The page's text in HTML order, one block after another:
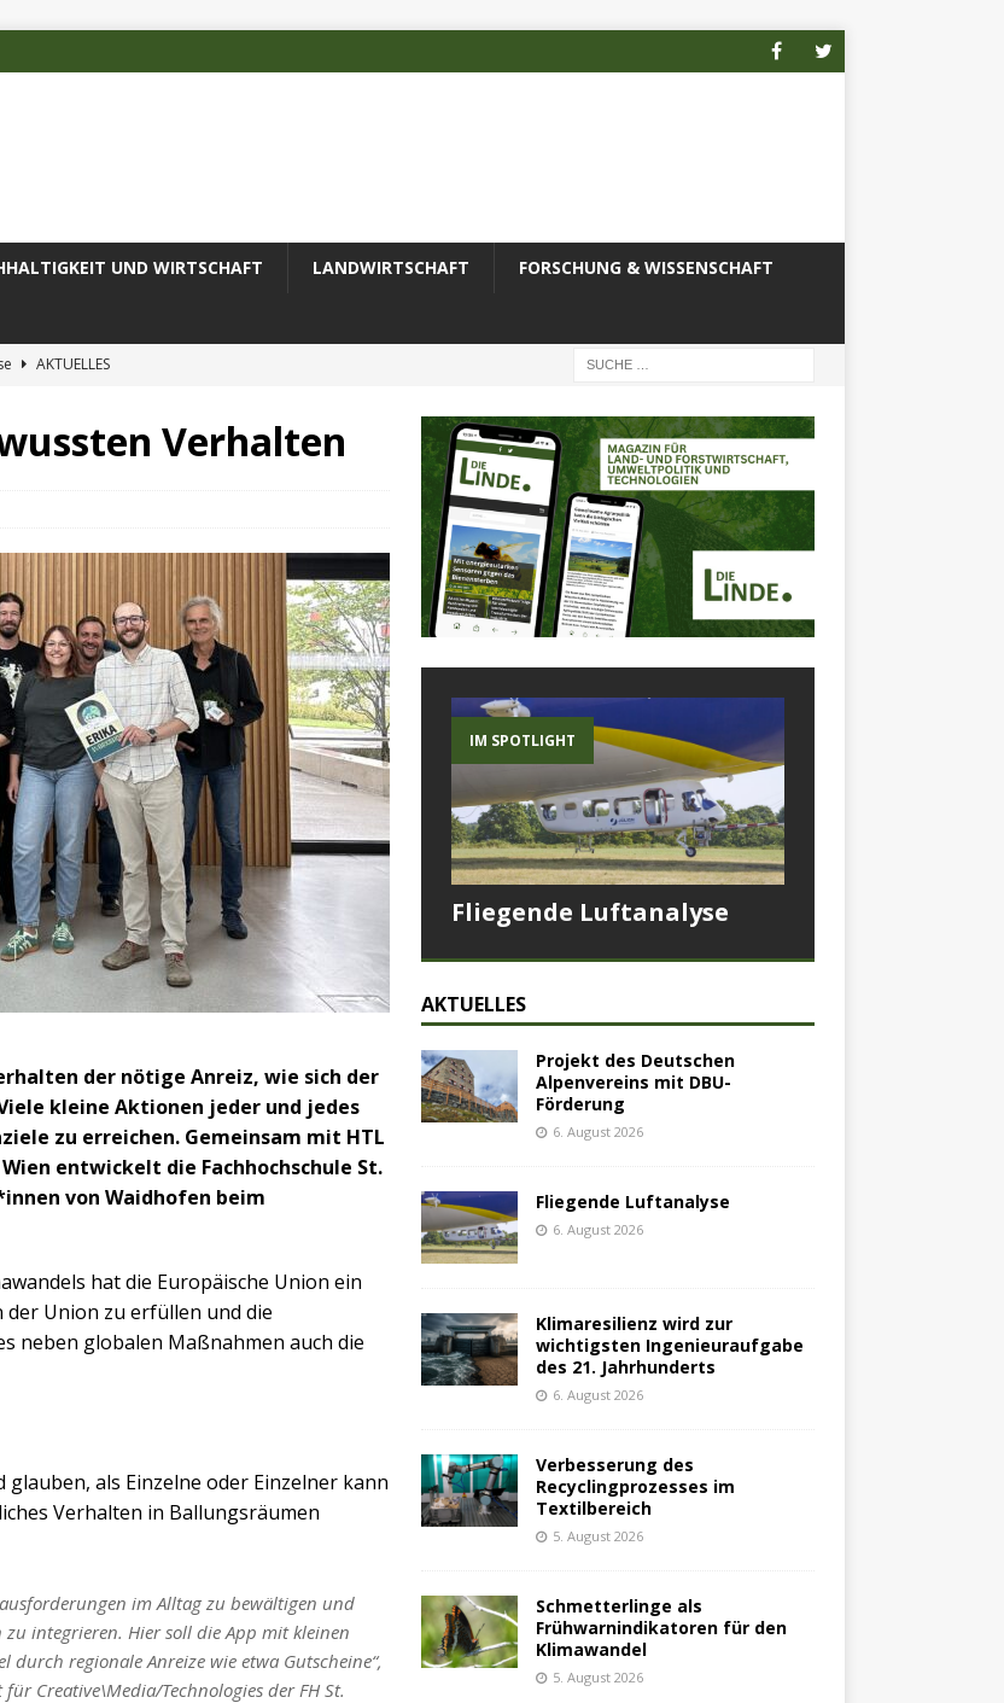
UND WIRTSCHAFT LANDWIRTSCHAFT FORSCHUNG & WISSENSCHAFT
AKTUELLES
Verhalten
der nötige Anreiz, wie sich der
kleine Aktionen jeder und jedes
zu erreichen. Gemeinsam mit HTL
entwickelt die Fachhochschule St.
von Waidhofen beim
hat die Europäische Union ein
Union zu erfüllen und die
neben globalen Maßnahmen auch die
als Einzelne oder Einzelner kann
Verhalten in Ballungsräumen
im Alltag zu bewältigen und
integrieren. Hier soll die App mit kleinen
regionale Anreize wie etwa Gutscheine“,
Creative\Media/Technologies der FH St.
IM SPOTLIGHT
Fliegende Luftanalyse
AKTUELLES
Projekt des Deutschen
Alpenvereins mit DBU-
Förderung
6. August 2026
Fliegende Luftanalyse
6. August 2026
Klimaresilienz wird zur
wichtigsten Ingenieuraufgabe
des 21. Jahrhunderts
6. August 2026
Verbesserung des
Recyclingprozesses im
Textilbereich
5. August 2026
Schmetterlinge als
Frühwarnindikatoren für den
Klimawandel
5. August 2026